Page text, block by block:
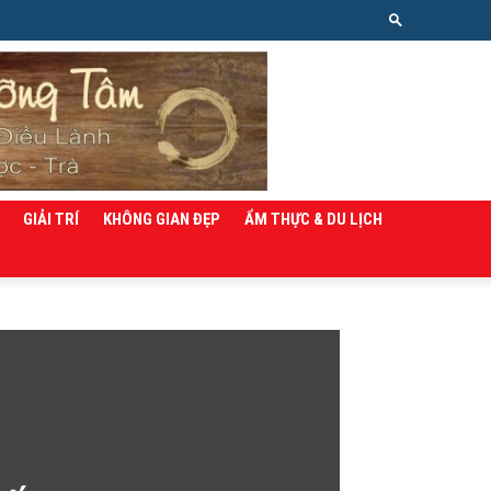
GIẢI TRÍ KHÔNG GIAN ĐẸP ẨM THỰC & DU LỊCH